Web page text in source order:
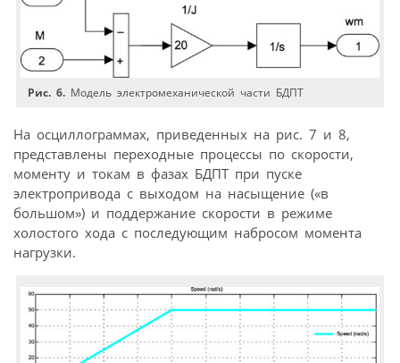
Рис. 6. Модель электромеханической части БДПТ
На осциллограммах, приведенных на рис. 7 и 8,
представлены переходные процессы по скорости,
моменту и токам в фазах БДПТ при пуске
электропривода с выходом на насыщение («в
большом») и поддержание скорости в режиме
холостого хода с последующим набросом момента
нагрузки.